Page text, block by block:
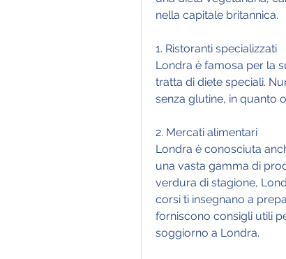
nella capitale britannica.
1. Ristoranti specializzati
Londra è famosa per la
tratta di diete speciali.
senza glutine, in quanto
2. Mercati alimentari
Londra è conosciuta
una vasta gamma di
verdura di stagione,
corsi ti insegnano a
forniscono consigli utili
soggiorno a Londra.